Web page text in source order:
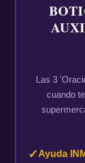
Las 3
cuando
Ayuda